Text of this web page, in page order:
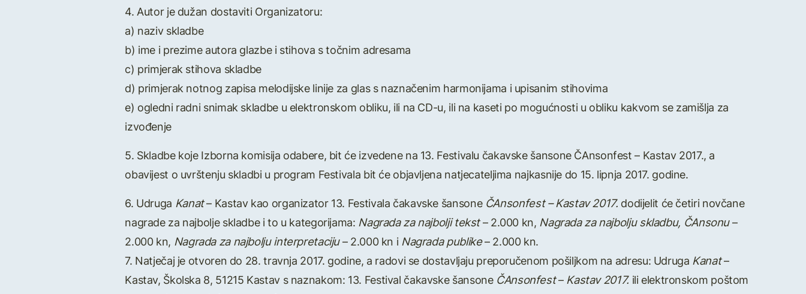
4. Autor je dužan dostaviti Organizatoru:
a) naziv skladbe
b) ime i prezime autora glazbe i stihova s točnim adresama
c) primjerak stihova skladbe
d) primjerak notnog zapisa melodijske linije za glas s naznačenim harmonijama i upisanim stihovima
e) ogledni radni snimak skladbe u elektronskom obliku, ili na CD-u, ili na kaseti po mogućnosti u obliku kakvom se zamišlja za
izvođenje
5. Skladbe koje Izborna komisija odabere, bit će izvedene na 13. Festivalu čakavske šansone ČAnsonfest – Kastav 2017., a
obavijest o uvrštenju skladbi u program Festivala bit će objavljena natjecateljima najkasnije do 15. lipnja 2017. godine.
6. Udruga Kanat– Kastav kao organizator 13. Festivala čakavske šansone ČAnsonfest – Kastav 2017. dodijelit će četiri novčane
nagrade za najbolje skladbe i to u kategorijama: Nagrada za najbolji tekst– 2.000 kn, Nagrada za najbolju skladbu, ČAnsonu–
2.000 kn, Nagrada za najbolju interpretaciju– 2.000 kn iNagrada publike– 2.000 kn.
7. Natječaj je otvoren do 28. travnja 2017. godine, a radovi se dostavljaju preporučenom pošiljkom na adresu: Udruga Kanat–
Kastav, Školska 8, 51215 Kastav s naznakom: 13. Festival čakavske šansone ČAnsonfest–Kastav 2017.ili elektronskom poštom